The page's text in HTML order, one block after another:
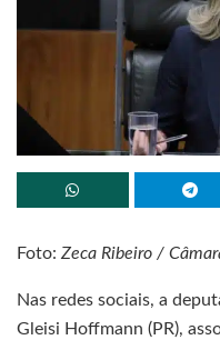
Foto: Zeca Ribeiro /
Nas redes sociais, a
Gleisi Hoffmann (PR),